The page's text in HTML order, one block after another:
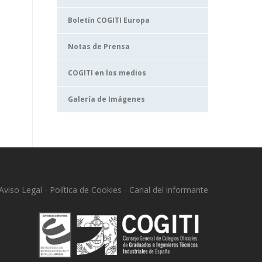
Boletín COGITI Europa
Notas de Prensa
COGITI en los medios
Galería de Imágenes
Legal - Política de Cookies - Canal del informante